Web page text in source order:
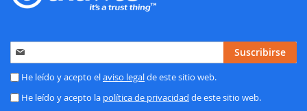
Inscríbase
a
nuestro
de
Suscribirse
He leído y acepto elaviso legalde este sitio web.
He leído y acepto la política de privacidad de este sitio web.